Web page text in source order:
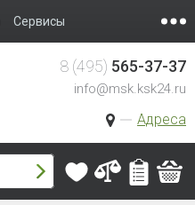
Сервисы
Адреса
8 (495) 565-37-37
info@msk.ksk24.ru